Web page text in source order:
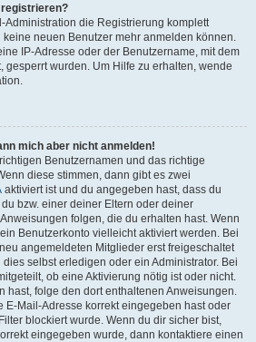
Administration die Registrierung komplett
neuen Benutzer mehr anmelden können.
IP-Adresse oder der Benutzername, mit dem
gesperrt wurden. Um Hilfe zu erhalten, wende
mich aber nicht anmelden!
Benutzernamen und das richtige
diese stimmen, dann gibt es zwei
aktiviert ist und du angegeben hast, dass du
bzw. einer deiner Eltern oder deiner
folgen, die du erhalten hast. Wenn
Benutzerkonto vielleicht aktiviert werden. Bei
angemeldeten Mitglieder erst freigeschaltet
selbst erledigen oder ein Administrator. Bei
ob eine Aktivierung nötig ist oder nicht.
hast, folge den dort enthaltenen Anweisungen.
E-Mail-Adresse korrekt eingegeben hast oder
blockiert wurde. Wenn du dir sicher bist,
eingegeben wurde, dann kontaktiere einen